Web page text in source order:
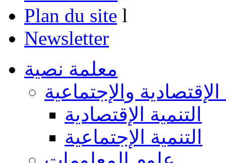
Plan du site l
Newsletter
معلمة نصية
الإقتصادية والإجتماعية
التنمية الإقتصادية
التنمية الإجتماعية